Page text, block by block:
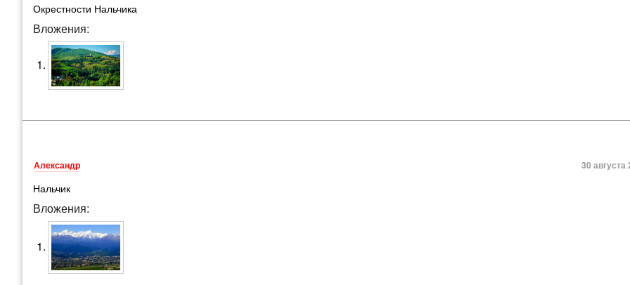
Окрестности Нальчика
Вложения:
Александр 30 августа
Нальчик
Вложения: